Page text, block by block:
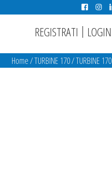
REGISTRATI | LOGIN
Home/TURBINE 170/TURBINE 170